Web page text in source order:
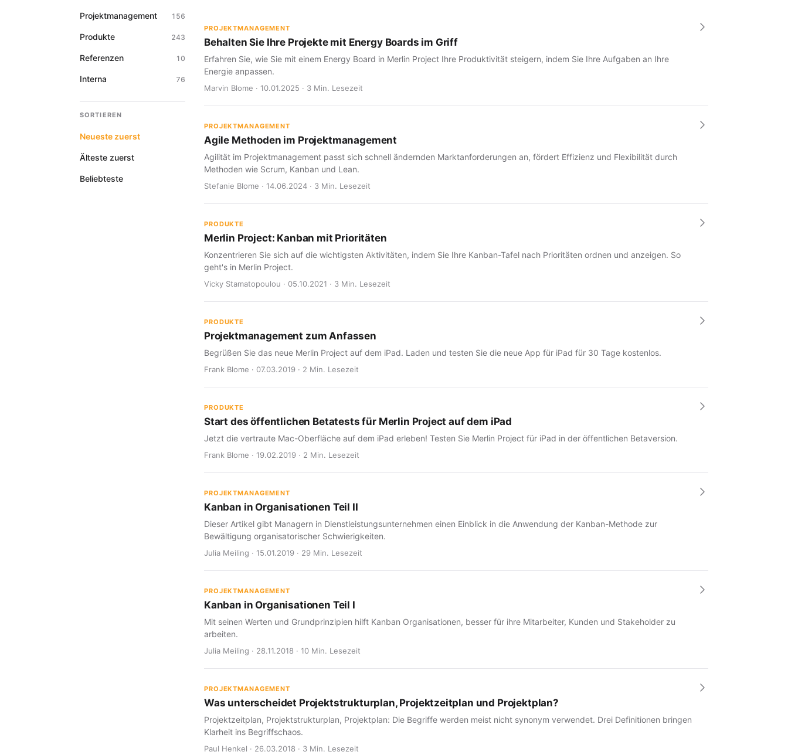
Projektmanagement 156
Produkte 243
Referenzen 10
Interna 76
SORTIEREN
Neueste zuerst
Älteste zuerst
Beliebteste
PROJEKTMANAGEMENT
Behalten Sie Ihre Projekte mit Energy Boards im Griff
Erfahren Sie, wie Sie mit einem Energy Board in Merlin Project Ihre Produktivität steigern, indem Sie Ihre Aufgaben an Ihre
Energie anpassen.
Marvin Blome · 10.01.2025 · 3 Min. Lesezeit
PROJEKTMANAGEMENT
Agile Methoden im Projektmanagement
Agilität im Projektmanagement passt sich schnell ändernden Marktanforderungen an, fördert Effizienz und Flexibilität durch
Methoden wie Scrum, Kanban und Lean.
Stefanie Blome · 14.06.2024 · 3 Min. Lesezeit
PRODUKTE
Merlin Project: Kanban mit Prioritäten
Konzentrieren Sie sich auf die wichtigsten Aktivitäten, indem Sie Ihre Kanban-Tafel nach Prioritäten ordnen und anzeigen. So
geht's in Merlin Project.
Vicky Stamatopoulou · 05.10.2021 · 3 Min. Lesezeit
PRODUKTE
Projektmanagement zum Anfassen
Begrüßen Sie das neue Merlin Project auf dem iPad. Laden und testen Sie die neue App für iPad für 30 Tage kostenlos.
Frank Blome · 07.03.2019 · 2 Min. Lesezeit
PRODUKTE
Start des öffentlichen Betatests für Merlin Project auf dem iPad
Jetzt die vertraute Mac-Oberfläche auf dem iPad erleben! Testen Sie Merlin Project für iPad in der öffentlichen Betaversion.
Frank Blome · 19.02.2019 · 2 Min. Lesezeit
PROJEKTMANAGEMENT
Kanban in Organisationen Teil II
Dieser Artikel gibt Managern in Dienstleistungsunternehmen einen Einblick in die Anwendung der Kanban-Methode zur
Bewältigung organisatorischer Schwierigkeiten.
Julia Meiling · 15.01.2019 · 29 Min. Lesezeit
PROJEKTMANAGEMENT
Kanban in Organisationen Teil I
Mit seinen Werten und Grundprinzipien hilft Kanban Organisationen, besser für ihre Mitarbeiter, Kunden und Stakeholder zu
arbeiten.
Julia Meiling · 28.11.2018 · 10 Min. Lesezeit
PROJEKTMANAGEMENT
Was unterscheidet Projektstrukturplan, Projektzeitplan und Projektplan?
Projektzeitplan, Projektstrukturplan, Projektplan: Die Begriffe werden meist nicht synonym verwendet. Drei Definitionen bringen
Klarheit ins Begriffschaos.
Paul Henkel · 26.03.2018 · 3 Min. Lesezeit